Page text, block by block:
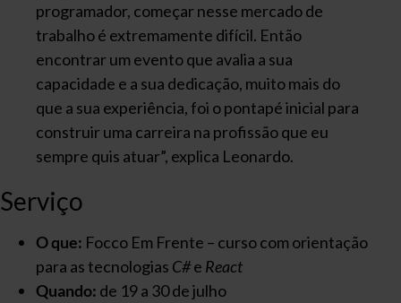
programador, começar nesse mercado de
trabalho é extremamente difícil. Então
encontrar um evento que avalia a sua
capacidade e a sua dedicação, muito mais do
que a sua experiência, foi o pontapé inicial para
construir uma carreira na profissão que eu
sempre quis atuar”, explica Leonardo.
Serviço
O que: Focco Em Frente – curso com orientação
para as tecnologias C#e React
Quando: de 19 a 30 de julho